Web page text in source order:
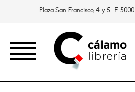
Plaza San Francisco, 4 y 5. E-